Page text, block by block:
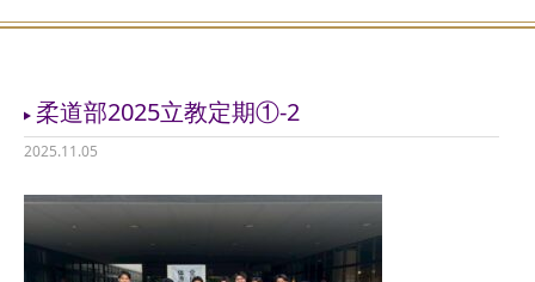
柔道部2025立教定期①-2
2025.11.05